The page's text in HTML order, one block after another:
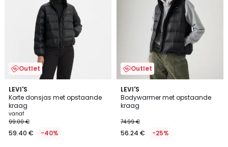
Outlet
LEVI'S
Korte donsjas met opstaande
kraag
vanaf
99.00 €
59.40 € -40%
4.7
/ 5
2
Kleuren
Outlet
LEVI'S
Bodywarmer met opstaande
kraag
74.99 €
56.24 € -25%
4.6
/ 5